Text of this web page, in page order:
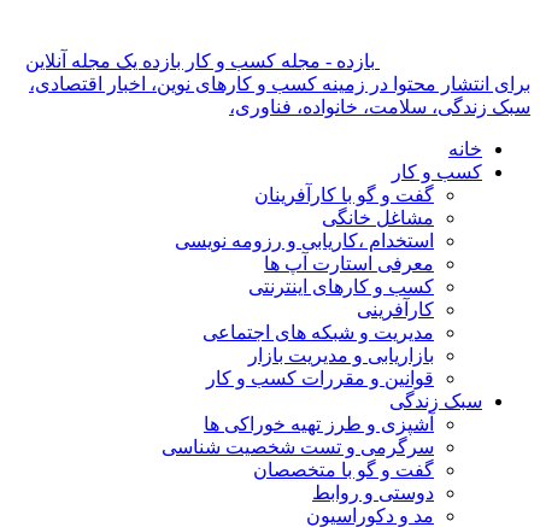
بازده - مجله کسب و کار بازده یک مجله آنلاین
برای انتشار محتوا در زمینه کسب و کارهای نوین، اخبار اقتصادی،
سبک زندگی، سلامت، خانواده، فناوری،
خانه
کسب و کار
گفت و گو با کارآفرینان
مشاغل خانگی
استخدام ،کاریابی و رزومه نویسی
معرفی استارت آپ ها
کسب و کارهای اینترنتی
کارآفرینی
مدیریت و شبکه های اجتماعی
بازاریابی و مدیریت بازار
قوانین و مقررات کسب و کار
سبک زندگی
آشپزی و طرز تهیه خوراکی ها
سرگرمی و تست شخصیت شناسی
گفت و گو با متخصصان
دوستی و روابط
مد و دکوراسیون